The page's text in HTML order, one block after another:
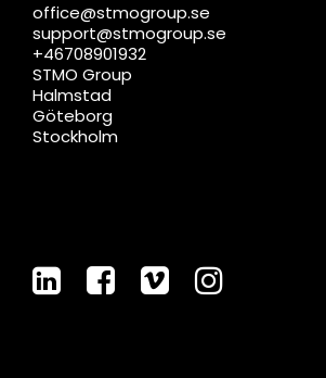
office@stmogroup.se
support@stmogroup.se
+46708901932
STMO Group
Halmstad
Göteborg
Stockholm